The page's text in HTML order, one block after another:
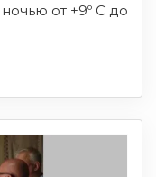
от +9º C до